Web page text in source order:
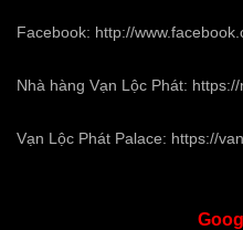
Facebook: http://
Nhà hàng Vạn Lộc Phát:
Vạn Lộc Phát Palace: https://